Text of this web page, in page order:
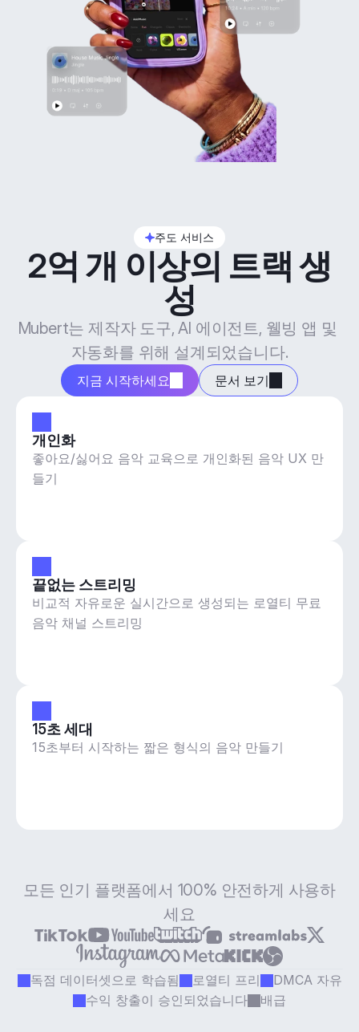
주도 서비스
2억 개 이상의 트랙 생
성
Mubert는 제작자 도구, AI 에이전트, 웰빙 앱 및
자동화를 위해 설계되었습니다.
지금 시작하세요 문서 보기
개인화
좋아요/싫어요 음악 교육으로 개인화된 음악 UX 만
들기
끝없는 스트리밍
비교적 자유로운 실시간으로 생성되는 로열티 무료
음악 채널 스트리밍
15초 세대
15초부터 시작하는 짧은 형식의 음악 만들기
모든 인기 플랫폼에서 100% 안전하게 사용하
세요
독점 데이터셋으로 학습됨 로열티 프리
DMCA 자유
수익 창출이 승인되었습니다
배급